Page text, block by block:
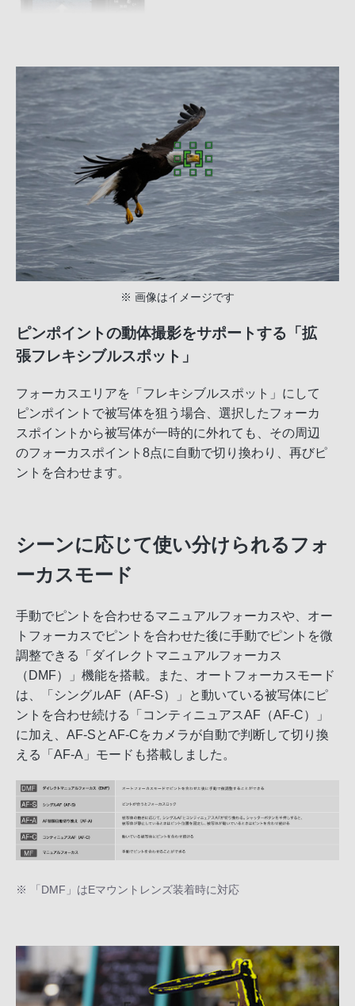
※ 画像はイメージです
ピンポイントの動体撮影をサポートする「拡
張フレキシブルスポット」
フォーカスエリアを「フレキシブルスポット」にして
ピンポイントで被写体を狙う場合、選択したフォーカ
スポイントから被写体が一時的に外れても、その周辺
のフォーカスポイント8点に自動で切り換わり、再びピ
ントを合わせます。
シーンに応じて使い分けられるフォ
ーカスモード
手動でピントを合わせるマニュアルフォーカスや、オー
トフォーカスでピントを合わせた後に手動でピントを微
調整できる「ダイレクトマニュアルフォーカス
（DMF）」機能を搭載。また、オートフォーカスモード
は、「シングルAF（AF-S）」と動いている被写体にピ
ントを合わせ続ける「コンティニュアスAF（AF-C）」
に加え、AF-SとAF-Cをカメラが自動で判断して切り換
える「AF-A」モードも搭載しました。
※ 「DMF」はEマウントレンズ装着時に対応